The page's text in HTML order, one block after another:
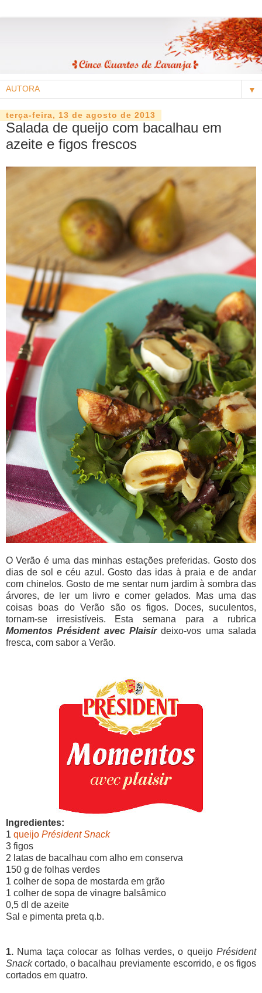
▼
terça-feira, 13 de agosto de 2013
Salada de queijo com bacalhau em
azeite e figos frescos
O Verão é uma das minhas estações preferidas. Gosto dos
dias de sol e céu azul. Gosto das idas à praia e de andar
com chinelos. Gosto de me sentar num jardim à sombra das
árvores, de ler um livro e comer gelados. Mas uma das
coisas boas do Verão são os figos. Doces, suculentos,
tornam-se irresistíveis. Esta semana para a rubrica
Momentos Président avec Plaisirdeixo-vos uma salada
fresca, com sabor a Verão.
Ingredientes:
1 queijo Président Snack
3 figos
2 latas de bacalhau com alho em conserva
150 g de folhas verdes
1 colher de sopa de mostarda em grão
1 colher de sopa de vinagre balsâmico
0,5 dl de azeite
Sal e pimenta preta q.b.
1. Numa taça colocar as folhas verdes, o queijo Président
Snackcortado, o bacalhau previamente escorrido, e os figos
cortados em quatro.